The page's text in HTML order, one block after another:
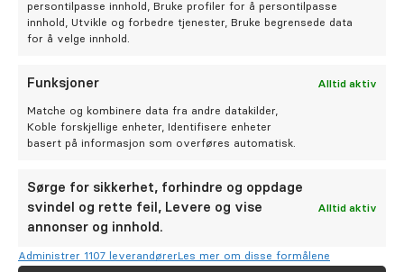
persontilpasse innhold, Bruke profiler for å persontilpasse
innhold, Utvikle og forbedre tjenester, Bruke begrensede data
for å velge innhold.
Funksjoner Alltid aktiv
Matche og kombinere data fra andre datakilder,
Koble forskjellige enheter, Identifisere enheter
basert på informasjon som overføres automatisk.
Sørge for sikkerhet, forhindre og oppdage
svindel og rette feil, Levere og vise
annonser og innhold.
Alltid aktiv
Administrer 1107 leverandørerLes mer om disse formålene
Ønsket dato og tidspunkt for time
Er du ny pasient ved klinikken?
Beskrivelse av ønsket behandling, eller annen viktig